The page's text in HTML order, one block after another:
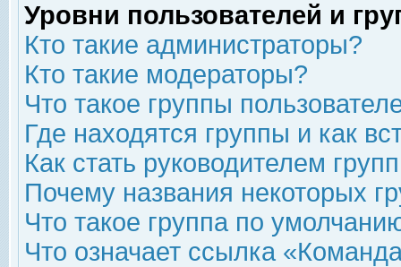
Уровни пользователей и
Кто такие администраторы?
Кто такие модераторы?
Что такое группы
Где находятся группы и как
Как стать руководителем
Почему названия некоторых
Что такое группа по
Что означает ссылка